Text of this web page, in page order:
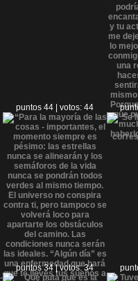
puntos 44 | votos: 44
puntos 34 | votos: 34